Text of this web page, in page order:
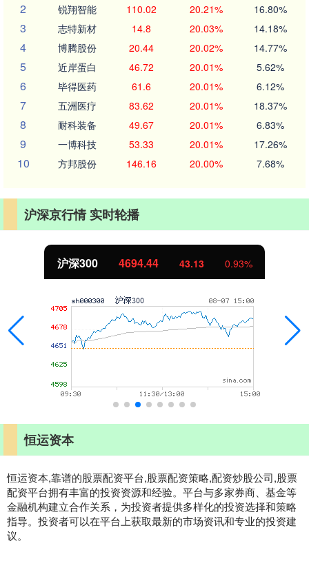
2 锐翔智能 110.02 20.21% 16.80%
3 志特新材 14.8 20.03% 14.18%
4 博腾股份 20.44 20.02% 14.77%
5 近岸蛋白 46.72 20.01% 5.62%
6 毕得医药 61.6 20.01% 6.12%
7 五洲医疗 83.62 20.01% 18.37%
8 耐科装备 49.67 20.01% 6.83%
9 一博科技 53.33 20.01% 17.26%
10 方邦股份 146.16 20.00% 7.68%
沪深京行情 实时轮播
沪深300 4694.44 43.13 0.93%
恒运资本
恒运资本,靠谱的股票配资平台,股票配资策略,配资炒股公司,股票
配资平台拥有丰富的投资资源和经验。平台与多家券商、基金等
金融机构建立合作关系，为投资者提供多样化的投资选择和策略
指导。投资者可以在平台上获取最新的市场资讯和专业的投资建
议。